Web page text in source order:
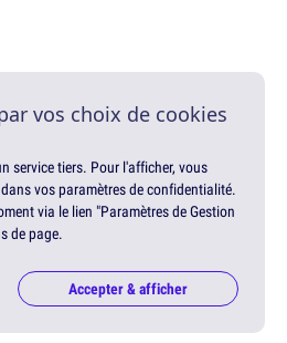
vos choix de cookies
service tiers. Pour l'afficher, vous
vos paramètres de confidentialité.
via le lien "Paramètres de Gestion
de page.
Accepter & afficher